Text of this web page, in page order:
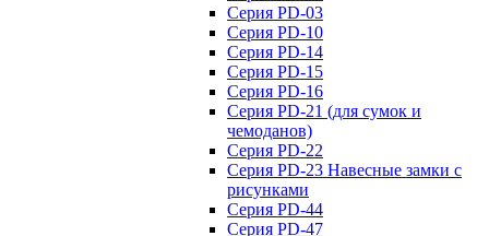
Серия PD-03
Серия PD-10
Серия PD-14
Серия PD-15
Серия PD-16
Серия PD-21 (для сумок и
чемоданов)
Серия PD-22
Серия PD-23 Навесные замки с
рисунками
Серия PD-44
Серия PD-47